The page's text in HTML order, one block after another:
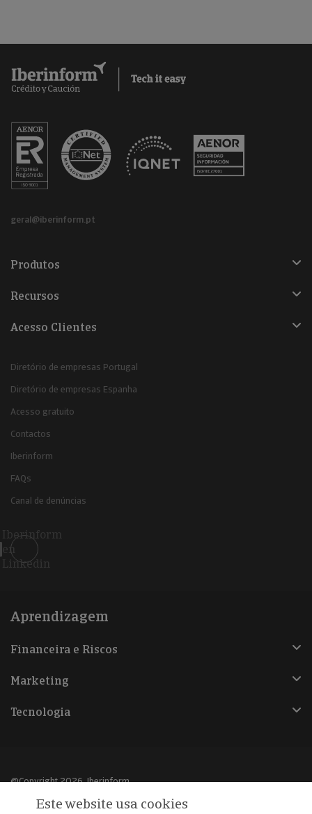
geral@iberinform.pt
Produtos
Recursos
Acesso Clientes
Diretório de empresas Portugal
Diretório de empresas Espanha
Acesso gratuito
Contactos
Iberinform
FAQs
Canal de denúncias
Iberinform
en
Linkedin
Aprendizagem
Financeira e Riscos
Marketing
Tecnologia
@Copyright 2026, Iberinform
Este website usa cookies